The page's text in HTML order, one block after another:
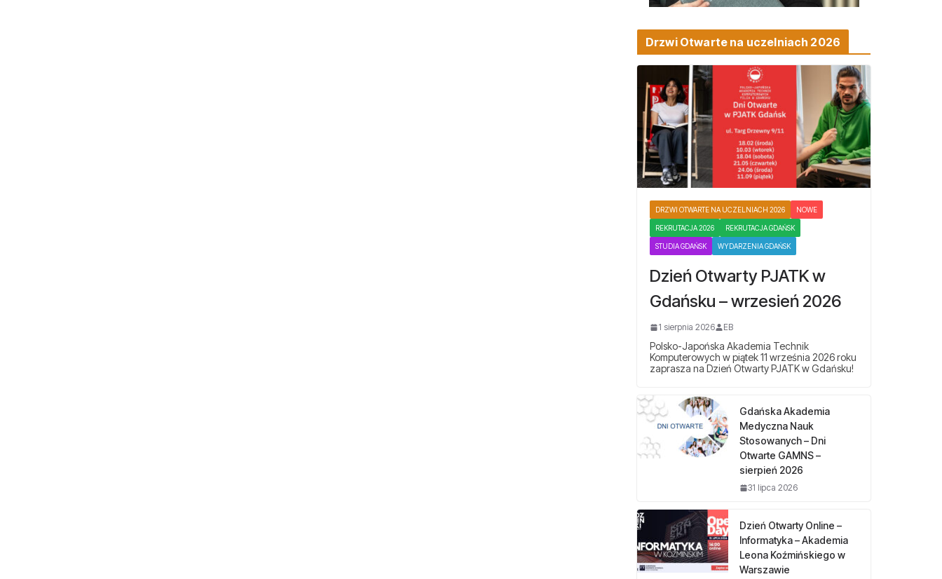
Drzwi Otwarte na uczelniach 2026
DRZWI OTWARTE NA UCZELNIACH 2026 NOWE
REKRUTACJA 2026 REKRUTACJA GDAŃSK
STUDIA GDAŃSK WYDARZENIA GDAŃSK
Dzień Otwarty PJATK w
Gdańsku – wrzesień 2026
1 sierpnia 2026 EB
Polsko-Japońska Akademia Technik
Komputerowych w piątek 11 września 2026 roku
zaprasza na Dzień Otwarty PJATK w Gdańsku!
Gdańska Akademia
Medyczna Nauk
Stosowanych – Dni
Otwarte GAMNS –
sierpień 2026
31 lipca 2026
Dzień Otwarty Online –
Informatyka – Akademia
Leona Koźmińskiego w
Warszawie